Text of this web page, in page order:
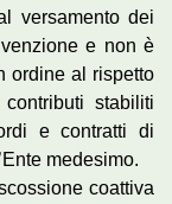
versamento dei
e non è
ordine al rispetto
stabiliti
e contratti di
medesimo.
coattiva